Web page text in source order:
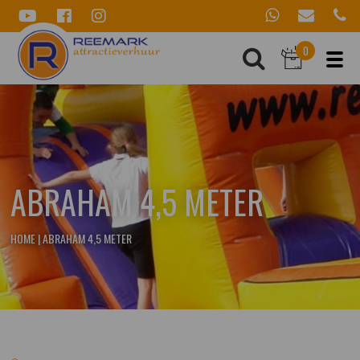
0
ABRAHAM 4,5 METER
HOME|ABRAHAM 4,5 METER